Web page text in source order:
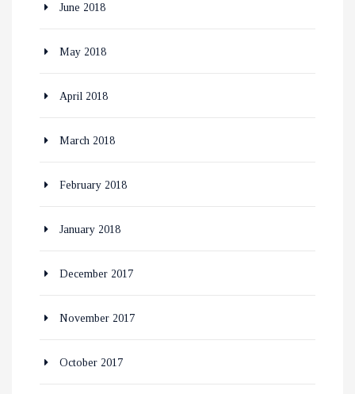
June 2018
May 2018
April 2018
March 2018
February 2018
January 2018
December 2017
November 2017
October 2017